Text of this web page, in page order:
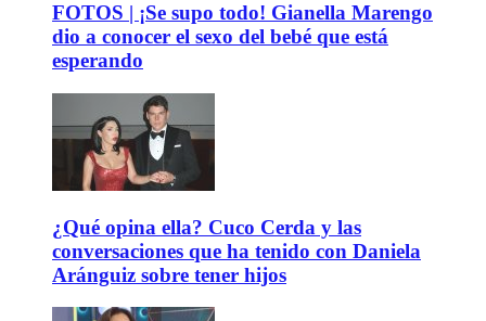
FOTOS | ¡Se supo todo! Gianella Marengo
dio a conocer el sexo del bebé que está
esperando
¿Qué opina ella? Cuco Cerda y las
conversaciones que ha tenido con Daniela
Aránguiz sobre tener hijos